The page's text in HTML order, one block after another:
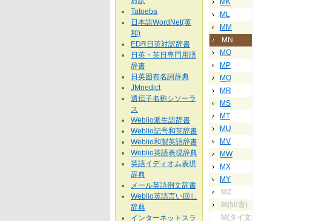
MK
ML
MM
MN
MO
MP
MQ
MR
MS
MT
MU
MV
MW
MX
MY
MZ
M(50音)
M(タイ文
Tatoeba
日本語WordNet(英
和)
EDR日英対訳辞書
日英・英日専門用語
辞書
日英固有名詞辞典
JMnedict
遺伝子名称シソーラ
ス
Weblio派生語辞書
Weblio記号和英辞書
Weblio和製英語辞書
Weblio英語表現辞典
英語イディオム表現
辞典
メール英語例文辞書
Weblio英語言い回し
辞典
インターネットスラ